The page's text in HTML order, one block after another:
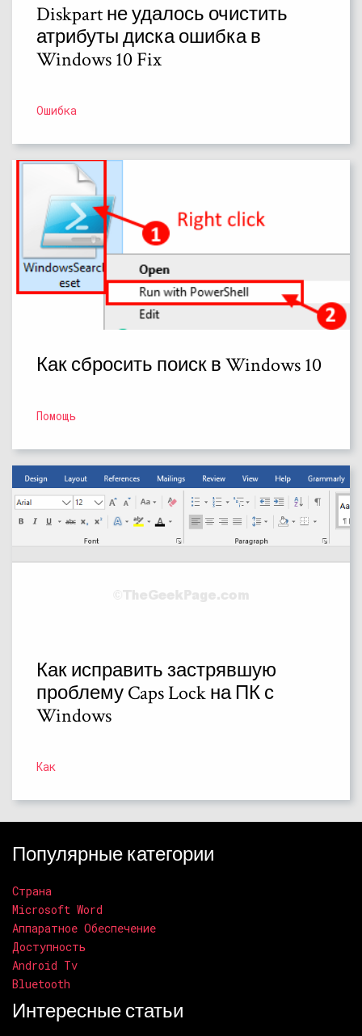
Diskpart не удалось очистить
атрибуты диска ошибка в
Windows 10 Fix
Ошибка
Как сбросить поиск в Windows 10
Помощь
Как исправить застрявшую
проблему Caps Lock на ПК с
Windows
Как
Популярные категории
Страна
Microsoft Word
Аппаратное Обеспечение
Доступность
Android Tv
Bluetooth
Интересные статьи